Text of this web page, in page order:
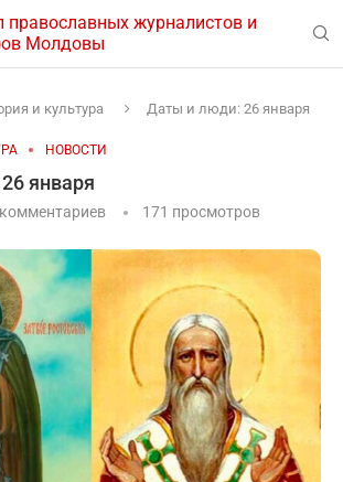
православных журналистов и
Молдовы
и культура Даты и люди: 26 января
НОВОСТИ
января
171 просмотров